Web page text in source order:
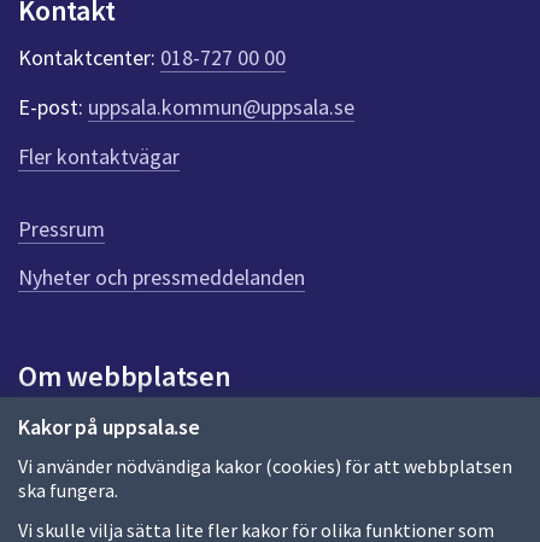
Kakor på uppsala.se
Vi använder nödvändiga kakor (cookies) för att webbplatsen
ska fungera.
Vi skulle vilja sätta lite fler kakor för olika funktioner som
k
t
e
r
f
ö
r
e
n
n
a
d
a
Kontakt
Kontaktcenter: 018-727 00 00
E-post: uppsala.kommun@uppsala.se
Fler kontaktvägar
Pressrum
Nyheter och pressmeddelanden
Om webbplatsen
Om webbplatsen
Allmänna handlingar och diarium
Behandling av personuppgifter